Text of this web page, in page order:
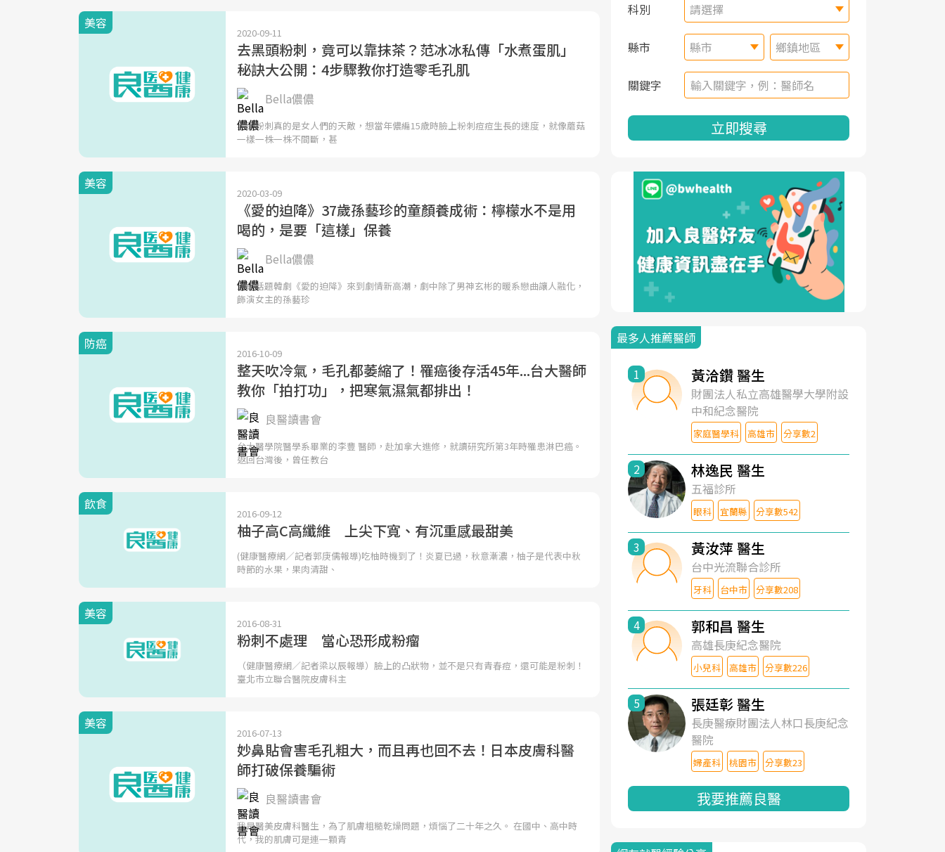
美容
2020-09-11
去黑頭粉刺，竟可以靠抹茶？范冰冰私傳「水煮蛋肌」
秘訣大公開：4步驟教你打造零毛孔肌
Bella儂儂
黑頭粉刺真的是女人們的天敵，想當年儂編15歲時臉上粉刺痘痘生長的速度，就像蘑菇
一樣一株一株不間斷，甚
美容
2020-03-09
《愛的迫降》37歲孫藝珍的童顏養成術：檸檬水不是用
喝的，是要「這樣」保養
Bella儂儂
最近話題韓劇《愛的迫降》來到劇情新高潮，劇中除了男神玄彬的暖系戀曲讓人融化，
飾演女主的孫藝珍
防癌
2016-10-09
整天吹冷氣，毛孔都萎縮了！罹癌後存活45年...台大醫師
教你「拍打功」，把寒氣濕氣都排出！
良醫讀書會
台大醫學院醫學系畢業的李豐 醫師，赴加拿大進修，就讀研究所第3年時罹患淋巴癌。
返回台灣後，曾任教台
飲食
2016-09-12
柚子高C高纖維 上尖下寬、有沉重感最甜美
(健康醫療網／記者郭庚儒報導)吃柚時機到了！炎夏已過，秋意漸濃，柚子是代表中秋
時節的水果，果肉清甜、
美容
2016-08-31
粉刺不處理 當心恐形成粉瘤
（健康醫療網／記者梁以辰報導）臉上的凸狀物，並不是只有青春痘，還可能是粉刺！
臺北市立聯合醫院皮膚科主
美容
2016-07-13
妙鼻貼會害毛孔粗大，而且再也回不去！日本皮膚科醫
師打破保養騙術
良醫讀書會
我是醫美皮膚科醫生，為了肌膚粗糙乾燥問題，煩惱了二十年之久。 在國中、高中時
代，我的肌膚可是連一顆青
科別 請選擇
縣市 縣市 鄉鎮地區
關鍵字
立即搜尋
最多人推薦醫師
1 黃洽鑽 醫生
財團法人私立高雄醫學大學附設
中和紀念醫院
家庭醫學科 高雄市 分享數2
2 林逸民 醫生
五福診所
眼科 宜蘭縣 分享數542
3 黃汝萍 醫生
台中光流聯合診所
牙科 台中市 分享數208
4 郭和昌 醫生
高雄長庚紀念醫院
小兒科 高雄市 分享數226
5 張廷彰 醫生
長庚醫療財團法人林口長庚紀念
醫院
婦產科 桃園市 分享數23
我要推薦良醫